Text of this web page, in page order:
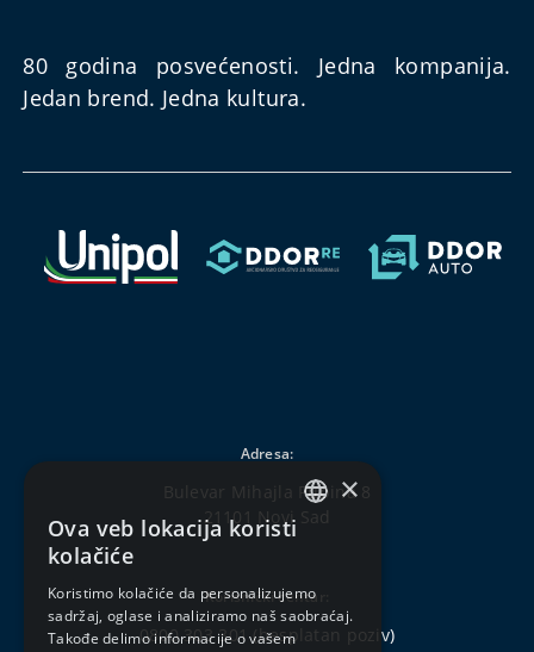
80 godina posvećenosti. Jedna kompanija.
Jedan brend. Jedna kultura.
Adresa:
Bulevar Mihajla Pupina 8
21101 Novi Sad
Korisnički centar:
0800 303 301(besplatan poziv)
×
Ova veb lokacija koristi
kolačiće
Koristimo kolačiće da personalizujemo
sadržaj, oglase i analiziramo naš saobraćaj.
Takođe delimo informacije o vašem